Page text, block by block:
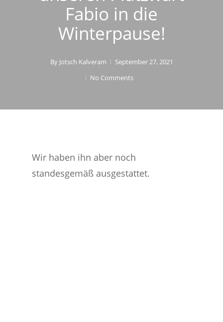
Fabio in die
Winterpause!
By Jotsch Kalveram
September 27, 2021
No Comments
Wir haben ihn aber noch
standesgemäß ausgestattet.